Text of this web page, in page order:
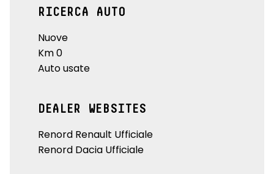
RICERCA AUTO
Nuove
Km 0
Auto usate
DEALER WEBSITES
Renord Renault Ufficiale
Renord Dacia Ufficiale